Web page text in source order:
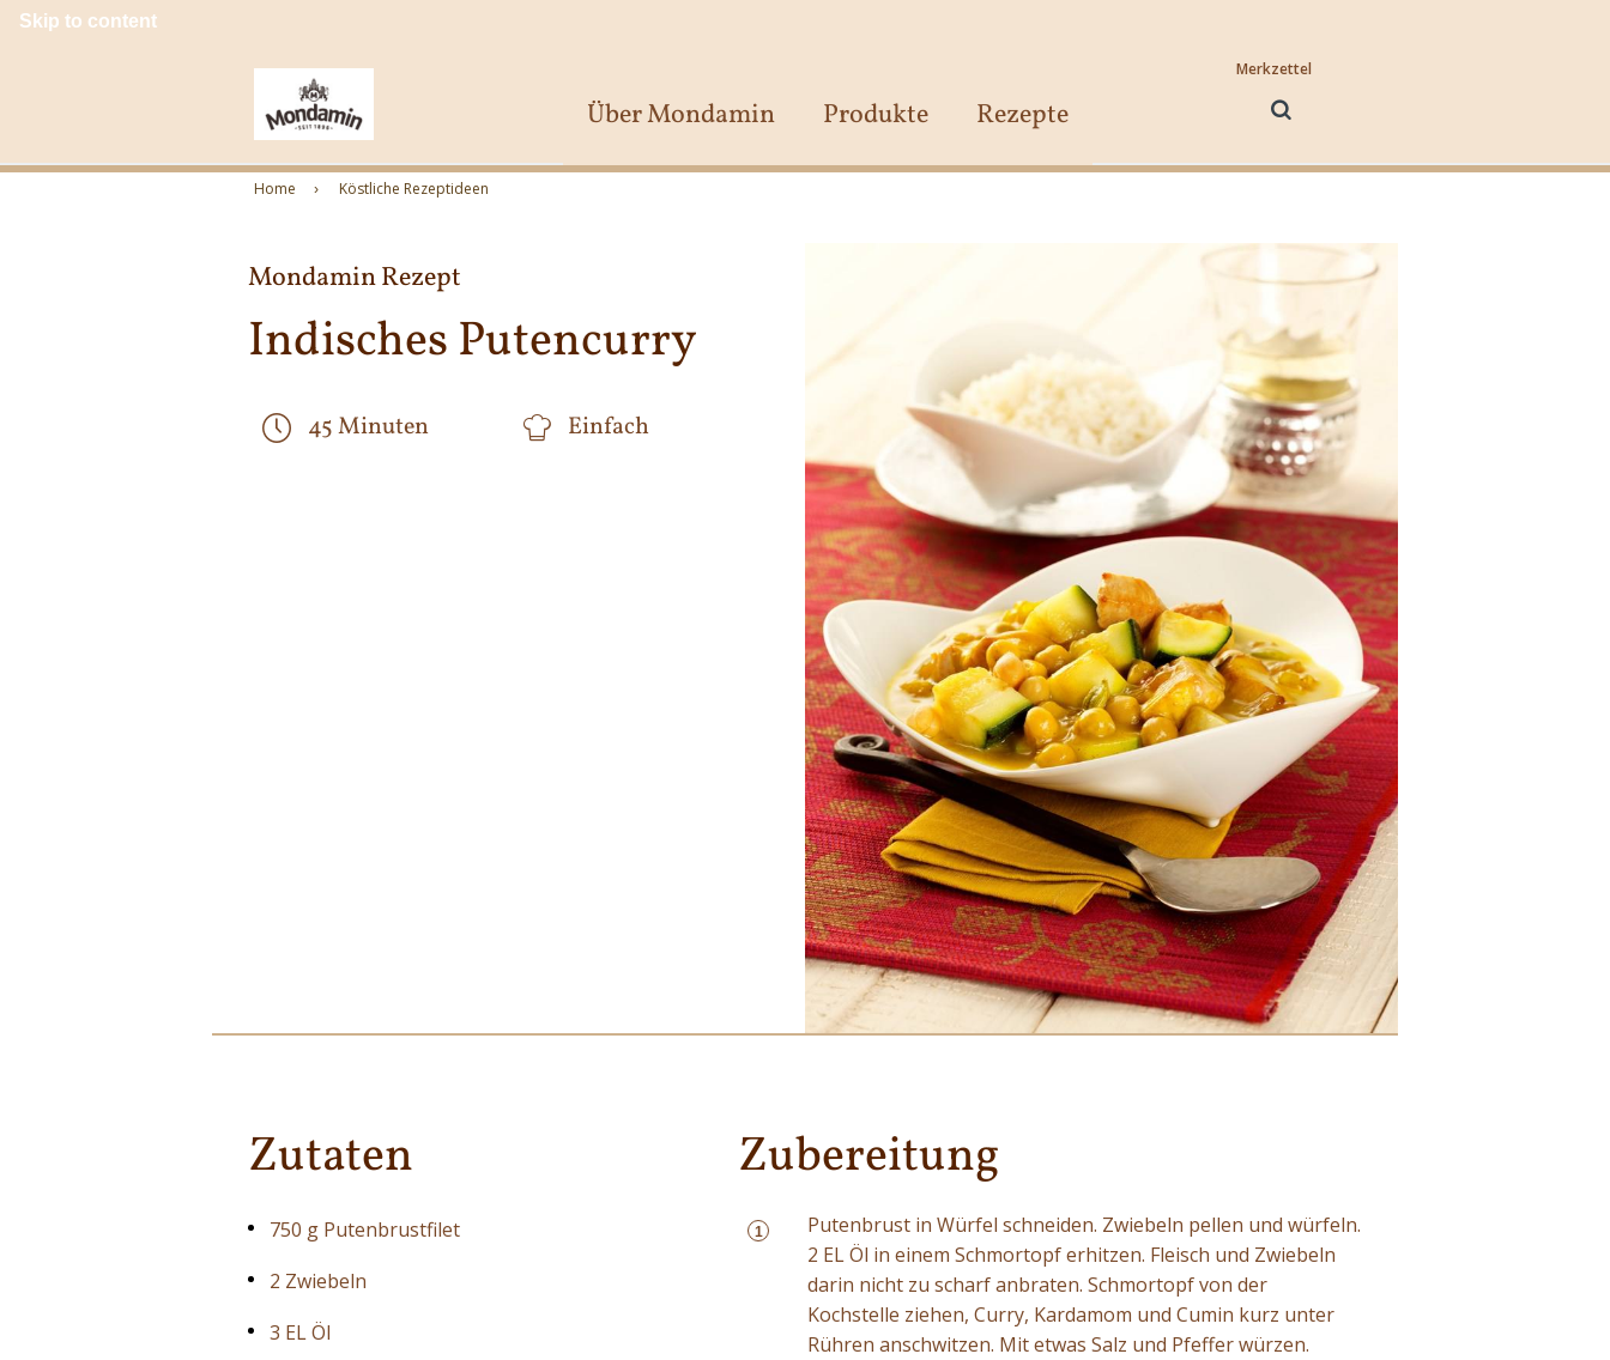
Skip to content
Über Mondamin Produkte Rezepte
Merkzettel
Home Köstliche Rezeptideen
Mondamin Rezept
Indisches Putencurry
45 Minuten Einfach
Zutaten
750 g Putenbrustfilet
2 Zwiebeln
3 EL Öl
Zubereitung
1
Putenbrust in Würfel schneiden. Zwiebeln pellen und würfeln.
2 EL Öl in einem Schmortopf erhitzen. Fleisch und Zwiebeln
darin nicht zu scharf anbraten. Schmortopf von der
Kochstelle ziehen, Curry, Kardamom und Cumin kurz unter
Rühren anschwitzen. Mit etwas Salz und Pfeffer würzen.